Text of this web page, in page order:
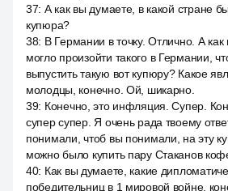
37: А как вы думаете, в какой стране
купюра?
38: В Германии в точку. Отлично. А
могло произойти такого в Германии,
выпустить такую вот купюру? Какое
молодцы, конечно. Ой, шикарно.
39: Конечно, это инфляция. Супер.
супер супер. Я очень рада твоему
понимали, чтоб вы понимали, на эту
можно было купить пару Стаканов
40: Как вы думаете, какие
победительниц в 1 мировой войне,